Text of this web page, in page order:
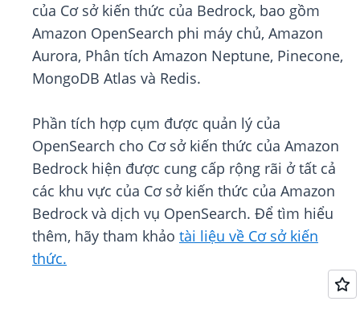
của Cơ sở kiến thức của Bedrock, bao gồm
Amazon OpenSearch phi máy chủ, Amazon
Aurora, Phân tích Amazon Neptune, Pinecone,
MongoDB Atlas và Redis.
Phần tích hợp cụm được quản lý của
OpenSearch cho Cơ sở kiến thức của Amazon
Bedrock hiện được cung cấp rộng rãi ở tất cả
các khu vực của Cơ sở kiến thức của Amazon
Bedrock và dịch vụ OpenSearch. Để tìm hiểu
thêm, hãy tham khảo tài liệu về Cơ sở kiến
thức.